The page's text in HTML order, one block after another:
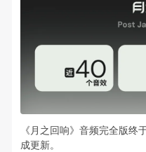
《月之回响》音频完全版
成更新。